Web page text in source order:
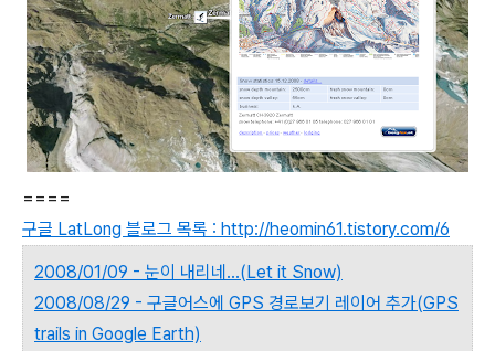
====
구글 LatLong 블로그 목록 : http://heomin61.tistory.com/6
2008/01/09 - 눈이 내리네...(Let it Snow)
2008/08/29 - 구글어스에 GPS 경로보기 레이어 추가(GPS
trails in Google Earth)